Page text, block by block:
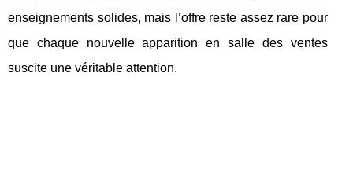
enseignements solides, mais l’offre reste assez rare pour
que chaque nouvelle apparition en salle des ventes
suscite une véritable attention.